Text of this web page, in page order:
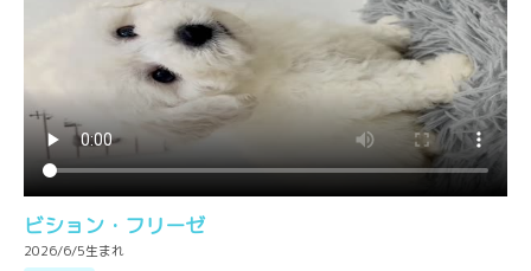
ビション・フリーゼ
2026/6/5生まれ